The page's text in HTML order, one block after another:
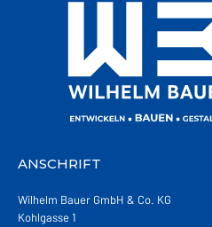
ANSCHRIFT
Wilhelm Bauer GmbH & Co. KG
Kohlgasse 1